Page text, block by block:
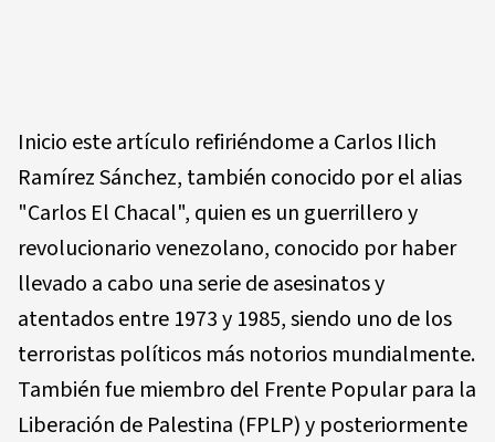
Inicio este artículo refiriéndome a Carlos Ilich
Ramírez Sánchez, también conocido por el alias
"Carlos El Chacal", quien es un guerrillero y
revolucionario venezolano, conocido por haber
llevado a cabo una serie de asesinatos y
atentados entre 1973 y 1985, siendo uno de los
terroristas políticos más notorios mundialmente.
También fue miembro del Frente Popular para la
Liberación de Palestina (FPLP) y posteriormente